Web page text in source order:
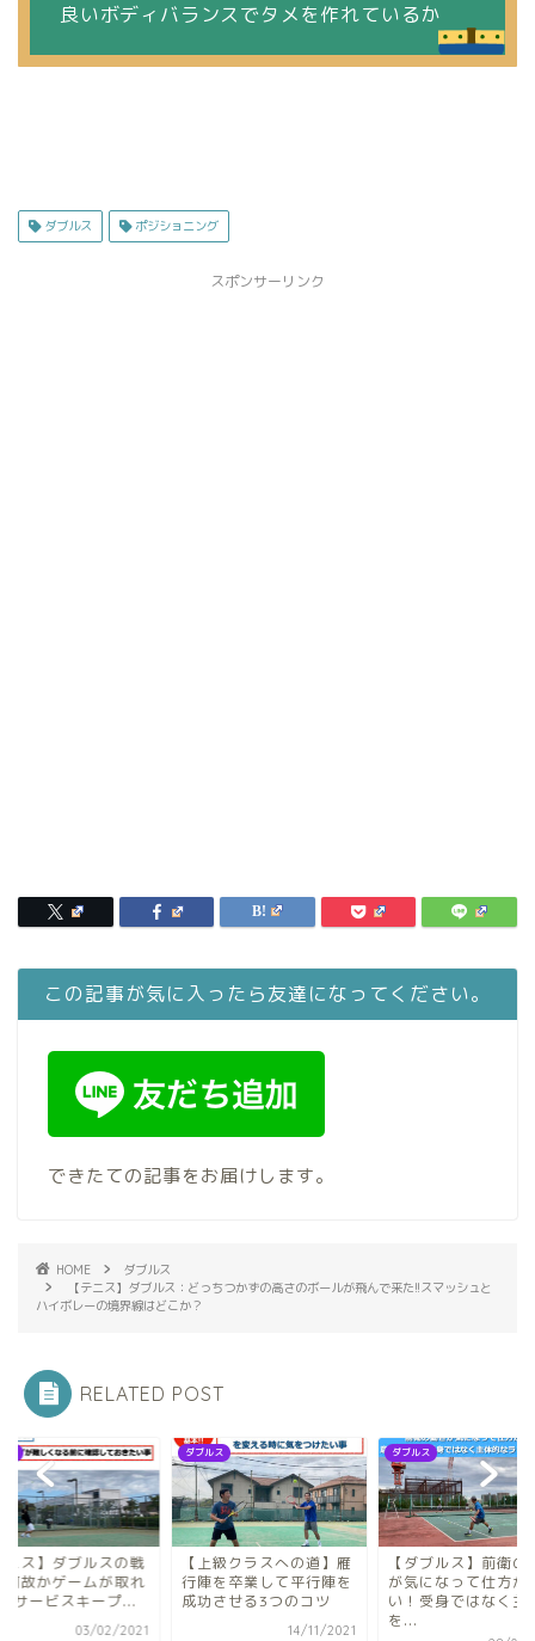
良いボディバランスでタメを作れているか
ダブルス ポジショニング
スポンサーリンク
この記事が気に入ったら友達になってください。
できたての記事をお届けします。
HOME
ダブルス
【テニス】ダブルス：どっちつかずの高さのボールが飛んで来た!!スマッシュと
ハイボレーの境界線はどこか？
RELATED POST
ニス】ダブルスの戦
何故かゲームが取れ
!!サービスキープ...
03/02/2021
ダブルス
【上級クラスへの道】雁
行陣を卒業して平行陣を
成功させる3つのコツ
14/11/2021
ダブルス
【ダブルス】前衛の
が気になって仕方が
い！受身ではなく主
を...